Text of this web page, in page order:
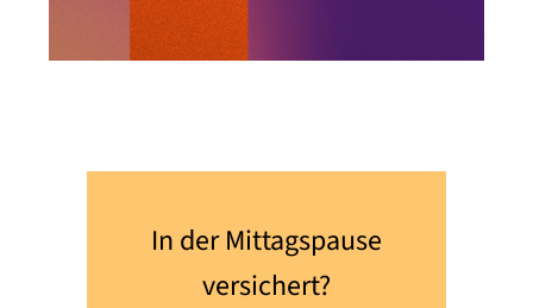
In der Mittagspause
versichert?